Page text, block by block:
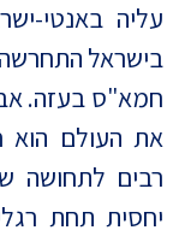
עליה באנטי-
בישראל
חמא"ס בעזה.
את העולם הוא
רבים לתחושה
יחסית תחת